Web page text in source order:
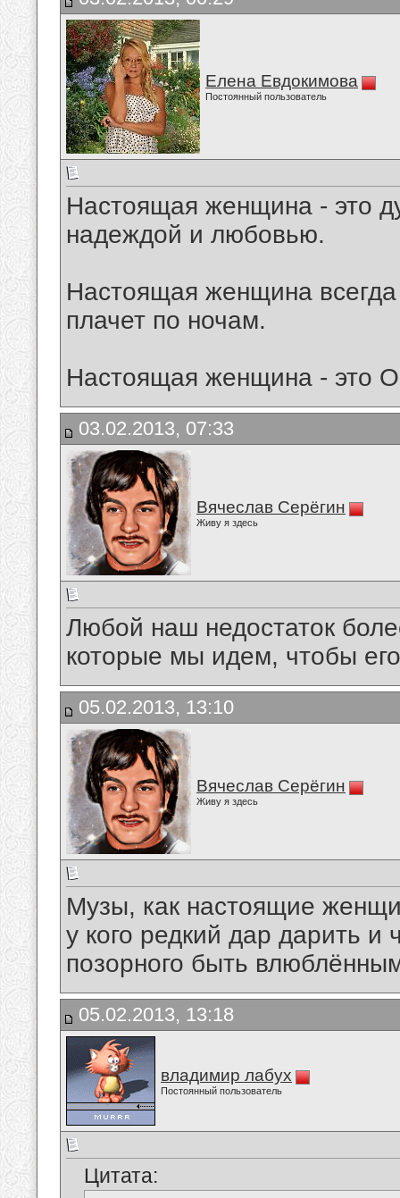
Елена Евдокимова
Постоянный пользователь
Настоящая женщина - это
надеждой и любовью.
Настоящая женщина
плачет по ночам.
Настоящая женщина - это
03.02.2013, 07:33
Вячеслав Серёгин
Живу я здесь
Любой наш недостаток
которые мы идем, чтобы
05.02.2013, 13:10
Вячеслав Серёгин
Живу я здесь
Музы, как настоящие
у кого редкий дар дарить и
позорного быть
05.02.2013, 13:18
владимир лабух
Постоянный пользователь
Цитата: